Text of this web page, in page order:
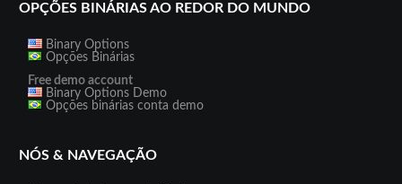
OPÇÕES BINÁRIAS AO REDOR DO MUNDO
Binary Options
Opções Binárias
Free demo account
Binary Options Demo
Opções binárias conta demo
NÓS & NAVEGAÇÃO